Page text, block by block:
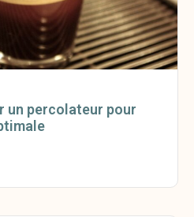
un percolateur pour